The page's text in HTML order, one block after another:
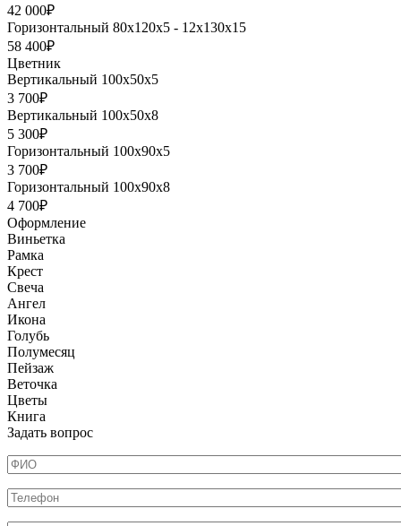
42 000₽
Горизонтальный 80х120х5 - 12х130х15
58 400₽
Цветник
Вертикальный 100х50х5
3 700₽
Вертикальный 100х50х8
5 300₽
Горизонтальный 100х90х5
3 700₽
Горизонтальный 100х90х8
4 700₽
Оформление
Виньетка
Рамка
Крест
Свеча
Ангел
Икона
Голубь
Полумесяц
Пейзаж
Веточка
Цветы
Книга
Задать вопрос
ФИО
Телефон